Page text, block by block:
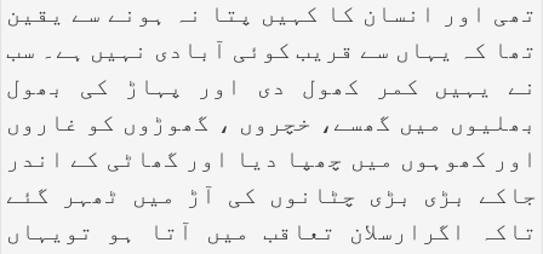
تھی اور انسان کا کہیں پتا نہ ہونے سے یقین
تھا کہ یہاں سے قریب کوئی آبادی نہیں ہے۔ سب
نے یہیں کمر کھول دی اور پہاڑ کی بھول
بھلیوں میں گھسے، خچروں ، گھوڑوں کو غاروں
اور کھوہوں میں چھپا دیا اور گھاٹی کے اندر
جاکے بڑی بڑی چٹانوں کی آڑ میں ٹھہر گئے
تاکہ اگرارسلان تعاقب میں آتا ہو تویہاں